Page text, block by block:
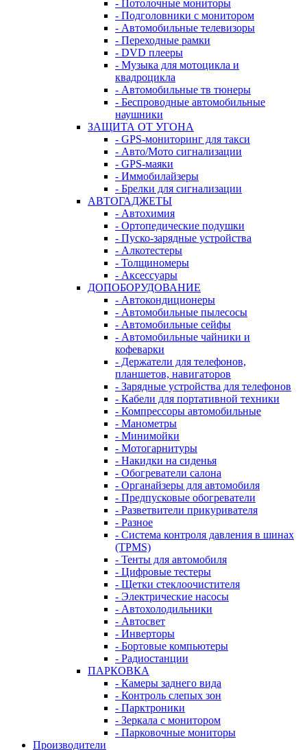
- Потолочные мониторы
- Подголовники с монитором
- Автомобильные телевизоры
- Переходные рамки
- DVD плееры
- Музыка для мотоцикла и
квадроцикла
- Автомобильные тв тюнеры
- Беспроводные автомобильные
наушники
ЗАЩИТА ОТ УГОНА
- GPS-мониторинг для такси
- Авто/Мото сигнализации
- GPS-маяки
- Иммобилайзеры
- Брелки для сигнализации
АВТОГАДЖЕТЫ
- Автохимия
- Ортопедические подушки
- Пуско-зарядные устройства
- Алкотестеры
- Толщиномеры
- Аксессуары
ДОПОБОРУДОВАНИЕ
- Автокондиционеры
- Автомобильные пылесосы
- Автомобильные сейфы
- Автомобильные чайники и
кофеварки
- Держатели для телефонов,
планшетов, навигаторов
- Зарядные устройства для телефонов
- Кабели для портативной техники
- Компрессоры автомобильные
- Манометры
- Минимойки
- Мотогарнитуры
- Накидки на сиденья
- Обогреватели салона
- Органайзеры для автомобиля
- Предпусковые обогреватели
- Разветвители прикуривателя
- Разное
- Система контроля давления в шинах
(TPMS)
- Тенты для автомобиля
- Цифровые тестеры
- Щетки стеклоочистителя
- Электрические насосы
- Автохолодильники
- Автосвет
- Инверторы
- Бортовые компьютеры
- Радиостанции
ПАРКОВКА
- Камеры заднего вида
- Контроль слепых зон
- Парктроники
- Зеркала с монитором
- Парковочные мониторы
Производители